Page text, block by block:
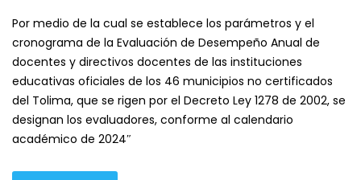
Por medio de la cual se establece los parámetros y el
cronograma de la Evaluación de Desempeño Anual de
docentes y directivos docentes de las instituciones
educativas oficiales de los 46 municipios no certificados
del Tolima, que se rigen por el Decreto Ley 1278 de 2002, se
designan los evaluadores, conforme al calendario
académico de 2024″